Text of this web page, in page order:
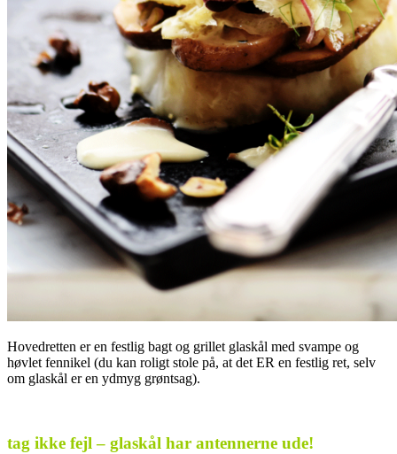
Hovedretten er en festlig bagt og grillet glaskål med svampe og
høvlet fennikel (du kan roligt stole på, at det ER en festlig ret, selv
om glaskål er en ydmyg grøntsag).
tag ikke fejl – glaskål har antennerne ude!